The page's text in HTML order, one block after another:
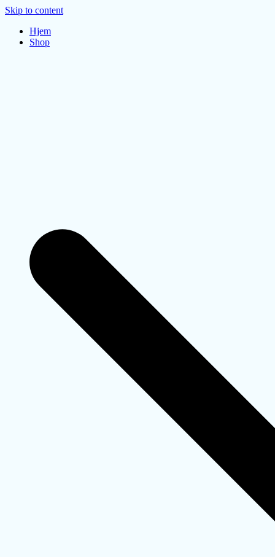
Skip to content
Hjem
Shop